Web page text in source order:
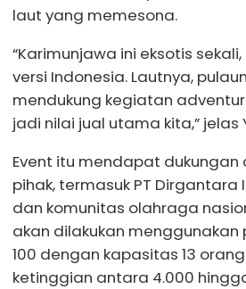
laut yang memesona.
“Karimunjawa ini eksotis
versi Indonesia. Lautnya,
mendukung kegiatan
jadi nilai jual utama kita,” jelas
Event itu mendapat
pihak, termasuk PT Dirgantara
dan komunitas olahraga
akan dilakukan
100 dengan kapasitas 13
ketinggian antara 4.000